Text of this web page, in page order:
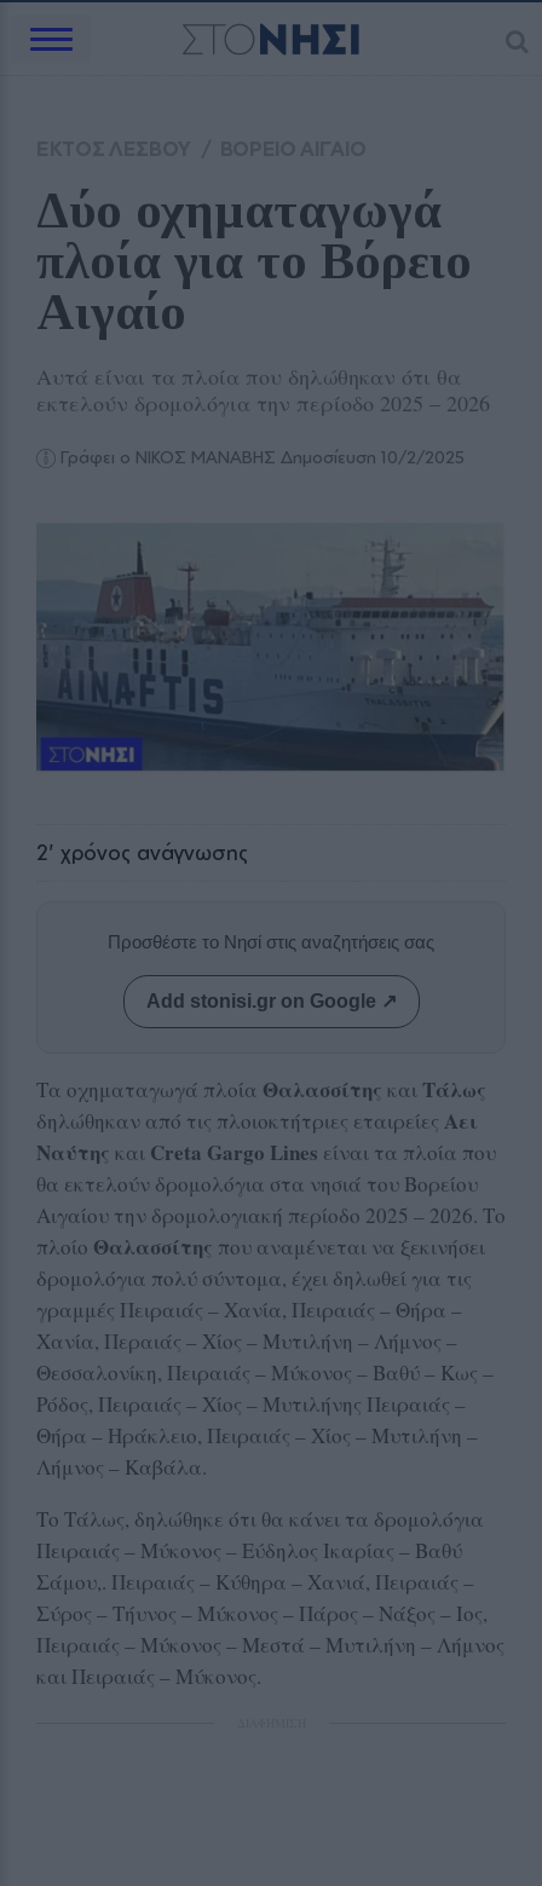
Δύο οχηματαγωγά
πλοία για το Βόρειο
Αιγαίο
Αυτά είναι τα πλοία που δηλώθηκαν ότι θα
εκτελούν δρομολόγια την περίοδο 2025 – 2026
Γράφει ο ΝΙΚΟΣ ΜΑΝΑΒΗΣ Δημοσίευση 10/2/2025
2' χρόνος ανάγνωσης
Προσθέστε το Νησί στις αναζητήσεις σας
Add stonisi.gr on Google ↗
Τα οχηματαγωγά πλοία Θαλασσίτης και Τάλως
δηλώθηκαν από τις πλοιοκτήτριες εταιρείες Αει
Ναύτης και Creta Gargo Lines είναι τα πλοία που
θα εκτελούν δρομολόγια στα νησιά του Βορείου
Αιγαίου την δρομολογιακή περίοδο 2025 – 2026. Το
πλοίο Θαλασσίτης που αναμένεται να ξεκινήσει
δρομολόγια πολύ σύντομα, έχει δηλωθεί για τις
γραμμές Πειραιάς – Χανία, Πειραιάς – Θήρα –
Χανία, Περαιάς – Χίος – Μυτιλήνη – Λήμνος –
Θεσσαλονίκη, Πειραιάς – Μύκονος – Βαθύ – Κως –
Ρόδος, Πειραιάς – Χίος – Μυτιλήνης Πειραιάς –
Θήρα – Ηράκλειο, Πειραιάς – Χίος – Μυτιλήνη –
Λήμνος – Καβάλα.
Το Τάλως, δηλώθηκε ότι θα κάνει τα δρομολόγια
Πειραιάς – Μύκονος – Εύδηλος Ικαρίας – Βαθύ
Σάμου,. Πειραιάς – Κύθηρα – Χανιά, Πειραιάς –
Σύρος – Τήυνος – Μύκονος – Πάρος – Νάξος – Ιος,
Πειραιάς – Μύκονος – Μεστά – Μυτιλήνη – Λήμνος
και Πειραιάς – Μύκονος.